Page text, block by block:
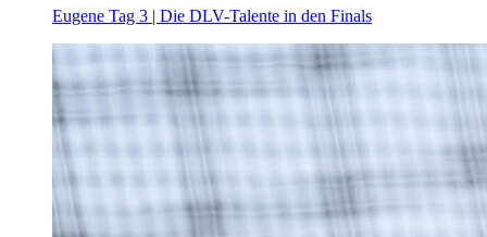
Eugene Tag 3 | Die DLV-Talente in den Finals